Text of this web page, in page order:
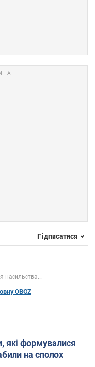
Підписатися
насильства...
OBOZ
які формувалися
на сполох